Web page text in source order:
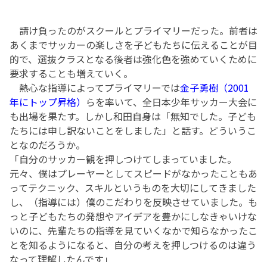
請け負ったのがスクールとプライマリーだった。前者は
あくまでサッカーの楽しさを子どもたちに伝えることが目
的で、選抜クラスとなる後者は強化色を強めていくために
要求することも増えていく。
熱心な指導によってプライマリーでは金子勇樹（2001
年にトップ昇格） らを率いて、全日本少年サッカー大会に
も出場を果たす。しかし和田自身は「無知でした。子ども
たちには申し訳ないことをしました」と話す。どういうこ
となのだろうか。
「自分のサッカー観を押しつけてしまっていました。
元々、僕はプレーヤーとしてスピードがなかったこともあ
ってテクニック、スキルというものを大切にしてきました
し、（指導には）僕のこだわりを反映させていました。も
っと子どもたちの発想やアイデアを豊かにしなきゃいけな
いのに、先輩たちの指導を見ていくなかで知らなかったこ
とを知るようになると、自分の考えを押しつけるのは違う
なって理解したんです」